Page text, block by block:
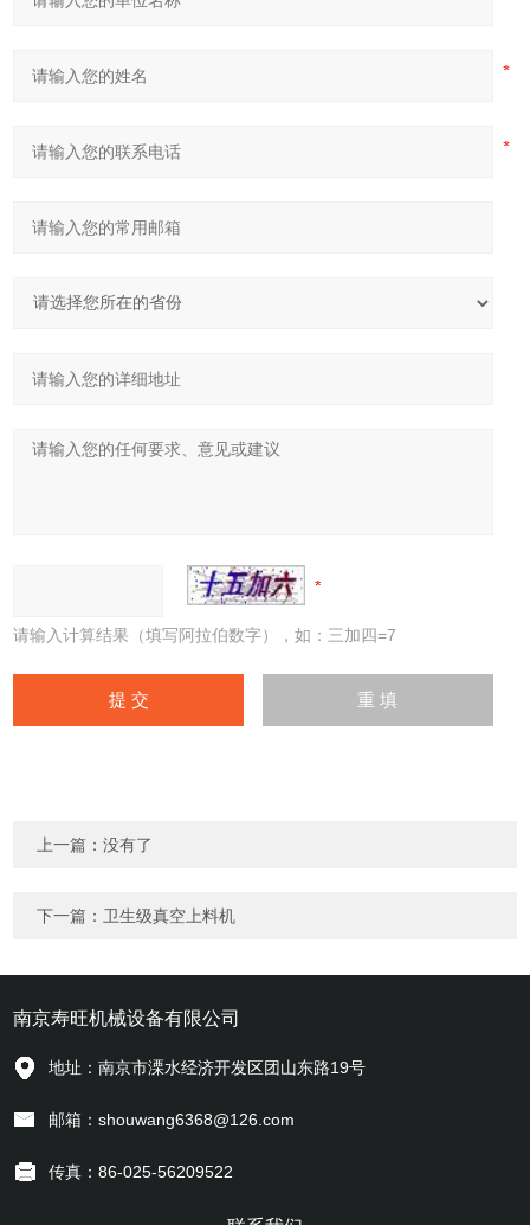
请输入计算结果（填写阿拉伯数字），如：三加四=7
上一篇：没有了
下一篇： 卫生级真空上料机
南京寿旺机械设备有限公司
地址：南京市溧水经济开发区团山东路19号
邮箱：shouwang6368@126.com
传真：86-025-56209522